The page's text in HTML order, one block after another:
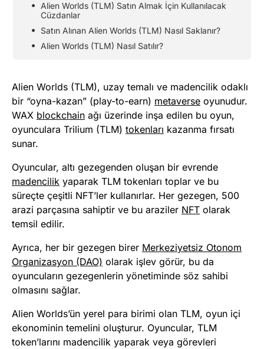
Alien Worlds (TLM) Satın Almak İçin Kullanılacak
Cüzdanlar
Satın Alınan Alien Worlds (TLM) Nasıl Saklanır?
Alien Worlds (TLM) Nasıl Satılır?
Alien Worlds (TLM), uzay temalı ve madencilik odaklı
bir “oyna-kazan” (play-to-earn) metaverse oyunudur.
WAX blockchain ağı üzerinde inşa edilen bu oyun,
oyunculara Trilium (TLM) tokenları kazanma fırsatı
sunar.
Oyuncular, altı gezegenden oluşan bir evrende
madencilik yaparak TLM tokenları toplar ve bu
süreçte çeşitli NFT’ler kullanırlar. Her gezegen, 500
arazi parçasına sahiptir ve bu araziler NFT olarak
temsil edilir.
Ayrıca, her bir gezegen birer Merkeziyetsiz Otonom
Organizasyon (DAO) olarak işlev görür, bu da
oyuncuların gezegenlerin yönetiminde söz sahibi
olmasını sağlar.
Alien Worlds’ün yerel para birimi olan TLM, oyun içi
ekonominin temelini oluşturur. Oyuncular, TLM
token’larını madencilik yaparak veya görevleri